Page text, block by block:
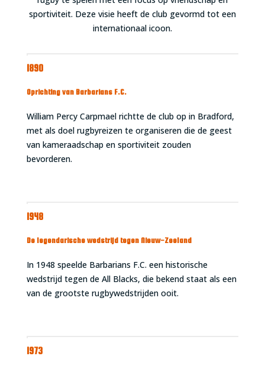
sportiviteit. Deze visie heeft de club gevormd tot een
internationaal icoon.
1890
Oprichting van Barbarians F.C.
William Percy Carpmael richtte de club op in Bradford,
met als doel rugbyreizen te organiseren die de geest
van kameraadschap en sportiviteit zouden
bevorderen.
1948
De legendarische wedstrijd tegen Nieuw-Zeeland
In 1948 speelde Barbarians F.C. een historische
wedstrijd tegen de All Blacks, die bekend staat als een
van de grootste rugbywedstrijden ooit.
1973